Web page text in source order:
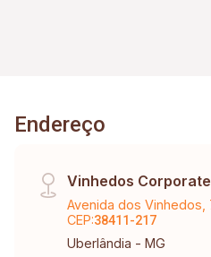
Endereço
Vinhedos Corporate
Avenida dos Vinhedos,
CEP:38411-217
Uberlândia - MG